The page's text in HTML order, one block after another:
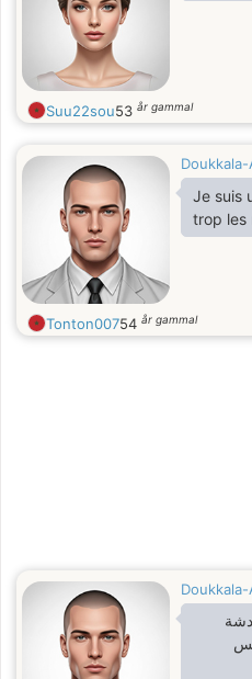
Suu22sou53 år gammal
Je suis
trop les
Tonton00754 år gammal